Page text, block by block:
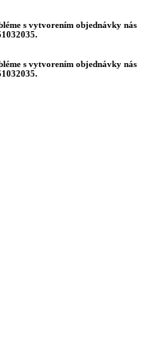
s vytvorením objednávky nás
s vytvorením objednávky nás